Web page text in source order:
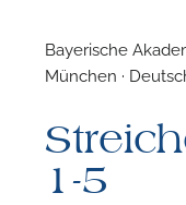
Bayerische
München ·
1-5